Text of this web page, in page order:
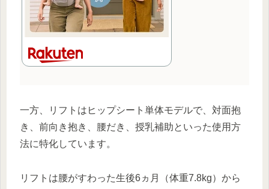
一方、リフトはヒップシート単体モデルで、対面抱
き、前向き抱き、腰だき、授乳補助といった使用方
法に特化しています。
リフトは腰がすわった生後6ヵ月（体重7.8kg）から